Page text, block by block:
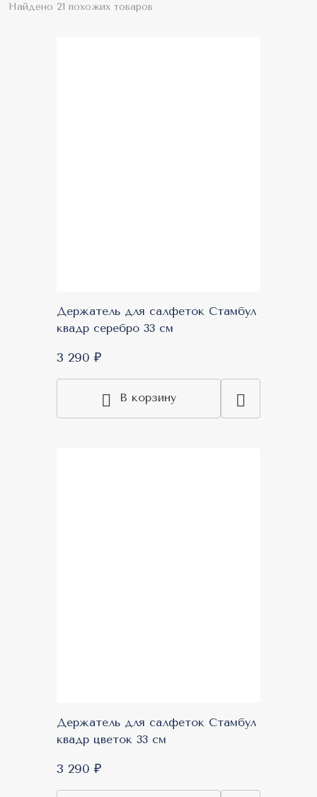
Найдено 21 похожих товаров
Держатель для салфеток Стамбул
квадр серебро 33 см
3 290 ₽
В корзину
Держатель для салфеток Стамбул
квадр цветок 33 см
3 290 ₽